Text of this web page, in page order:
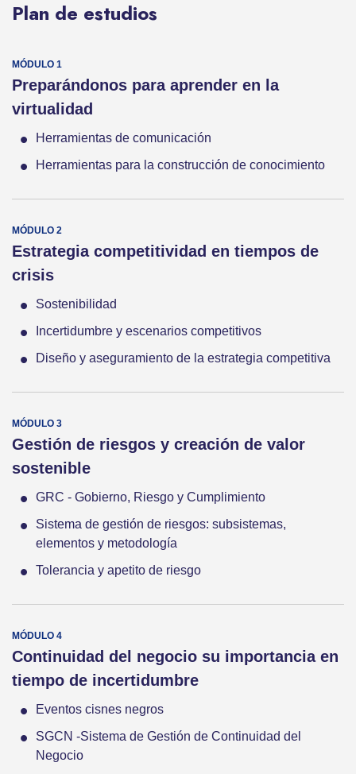
Plan de estudios
Preparándonos para aprender en la
virtualidad
Herramientas de comunicación
Herramientas para la construcción de conocimiento
Estrategia competitividad en tiempos de
crisis
Sostenibilidad
Incertidumbre y escenarios competitivos
Diseño y aseguramiento de la estrategia competitiva
Gestión de riesgos y creación de valor
sostenible
GRC - Gobierno, Riesgo y Cumplimiento
Sistema de gestión de riesgos: subsistemas,
elementos y metodología
Tolerancia y apetito de riesgo
Continuidad del negocio su importancia en
tiempo de incertidumbre
Eventos cisnes negros
SGCN -Sistema de Gestión de Continuidad del
Negocio